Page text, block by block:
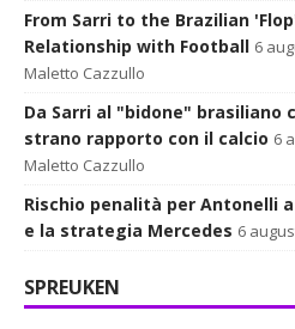
From Sarri to the Brazilian
Relationship with Football 6
Maletto Cazzullo
Da Sarri al "bidone" brasiliano
strano rapporto con il calcio 6
Maletto Cazzullo
Rischio penalità per Antonelli
e la strategia Mercedes 6
SPREUKEN